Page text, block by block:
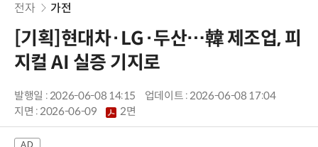
전자 가전
[기획]현대차·LG·두산…韓 제조업, 피
지컬 AI 실증 기지로
발행일 : 2026-06-08 14:15
업데이트 : 2026-06-08 17:04
지면 :2026-06-09 2면